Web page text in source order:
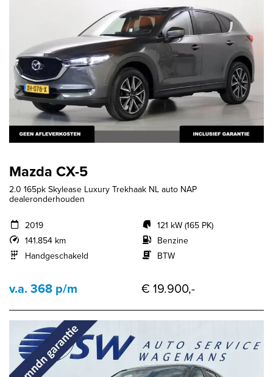
Mazda CX-5
2.0 165pk Skylease Luxury Trekhaak NL auto NAP
dealeronderhouden
2019
141.854 km
Handgeschakeld
121 kW (165 PK)
Benzine
BTW
v.a. 368 p/m € 19.900,-